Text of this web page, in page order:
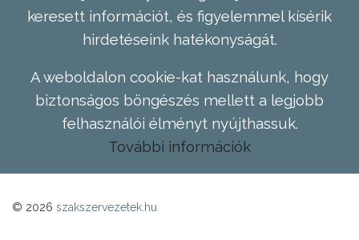
keresett információt, és figyelemmel kísérik
hirdetéseink hatékonyságát.
A weboldalon cookie-kat használunk, hogy
biztonságos böngészés mellett a legjobb
felhasználói élményt nyújthassuk.
További információk
© 2026 szakszervezetek.hu